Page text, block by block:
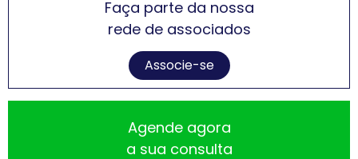
Faça parte da nossa
rede de associados
Associe-se
Agende agora
a sua consulta